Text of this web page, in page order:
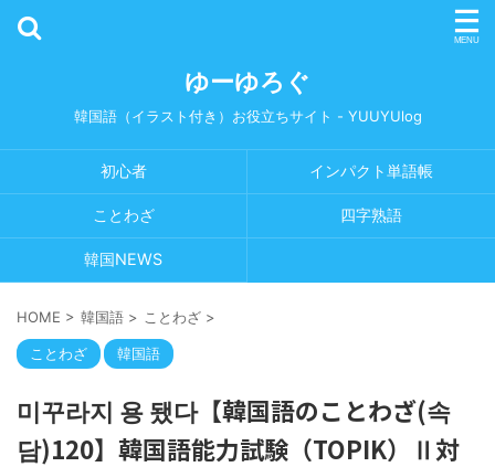
ゆーゆろぐ
韓国語（イラスト付き）お役立ちサイト - YUUYUlog
初心者 インパクト単語帳
ことわざ 四字熟語
韓国NEWS
HOME > 韓国語 > ことわざ >
ことわざ 韓国語
미꾸라지 용 됐다【韓国語のことわざ(속
담)120】韓国語能力試験（TOPIK）Ⅱ対